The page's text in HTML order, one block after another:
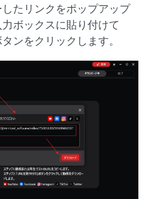
たリンクをポップアップ
ボックスに貼り付けて
タンをクリックします。